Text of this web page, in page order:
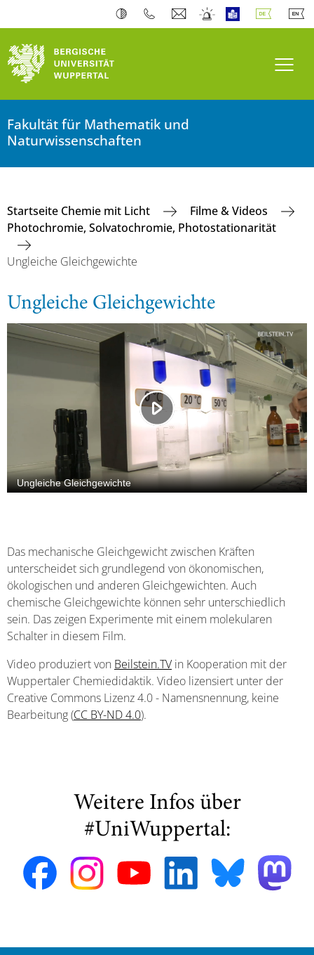
Fakultät für Mathematik und
Naturwissenschaften
Startseite Chemie mit Licht
Filme & Videos
Photochromie, Solvatochromie, Photostationarität
Ungleiche Gleichgewichte
Ungleiche Gleichgewichte
Das mechanische Gleichgewicht zwischen Kräften
unterscheidet sich grundlegend von ökonomischen,
ökologischen und anderen Gleichgewichten. Auch
chemische Gleichgewichte können sehr unterschiedlich
sein. Das zeigen Experimente mit einem molekularen
Schalter in diesem Film.
Video produziert von Beilstein.TV in Kooperation mit der
Wuppertaler Chemiedidaktik. Video lizensiert unter der
Creative Commons Lizenz 4.0 - Namensnennung, keine
Bearbeitung (CC BY-ND 4.0).
Weitere Infos über
#UniWuppertal: